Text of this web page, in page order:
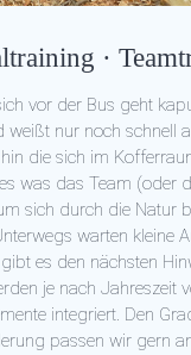
·
vor der Bus geht
weißt nur noch schnell
die sich im
was das Team (oder
sich durch die Natur
warten kleine
es den nächsten
je nach Jahreszeit
integriert. Den
passen wir gern